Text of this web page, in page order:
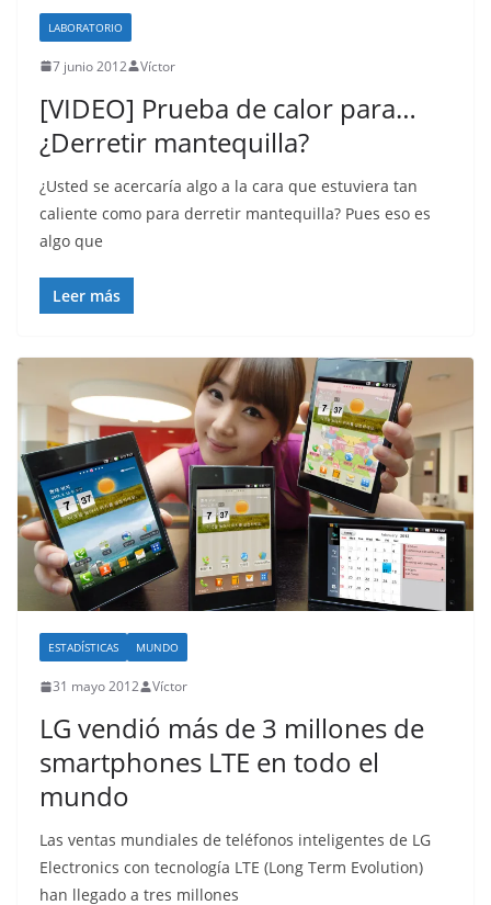
LABORATORIO
7 junio 2012 Víctor
[VIDEO] Prueba de calor para…
¿Derretir mantequilla?
¿Usted se acercaría algo a la cara que estuviera tan
caliente como para derretir mantequilla? Pues eso es
algo que
Leer más
ESTADÍSTICAS MUNDO
31 mayo 2012 Víctor
LG vendió más de 3 millones de
smartphones LTE en todo el
mundo
Las ventas mundiales de teléfonos inteligentes de LG
Electronics con tecnología LTE (Long Term Evolution)
han llegado a tres millones